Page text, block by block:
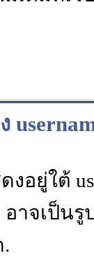
อยู่ใต้
าจเป็น